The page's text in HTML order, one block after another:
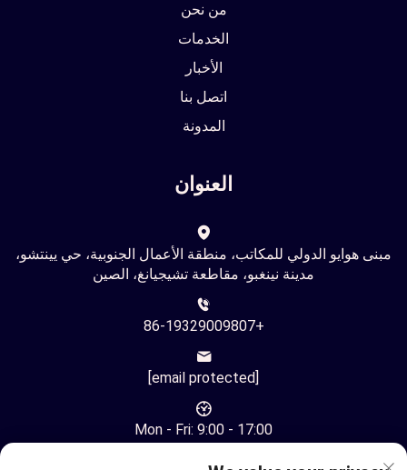
من نحن
الخدمات
الأخبار
اتصل بنا
المدونة
العنوان
مبنى هوايو الدولي للمكاتب، منطقة الأعمال الجنوبية، حي يينتشو،
مدينة نينغبو، مقاطعة تشيجيانغ، الصين
+86-19329009807
[email protected]
Mon - Fri: 9:00 - 17:00